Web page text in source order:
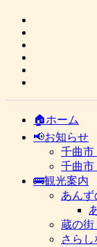
🏠ホーム
📢お知らせ
千曲市
千曲市
🚌観光案内
あんず
蔵の街
さら